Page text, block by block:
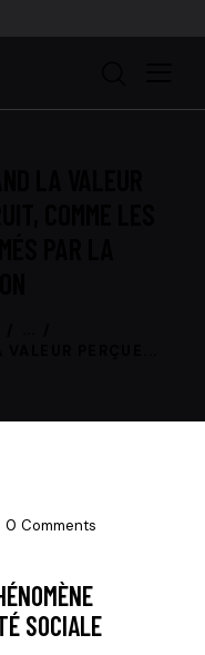
0 Comments
SOCIALE